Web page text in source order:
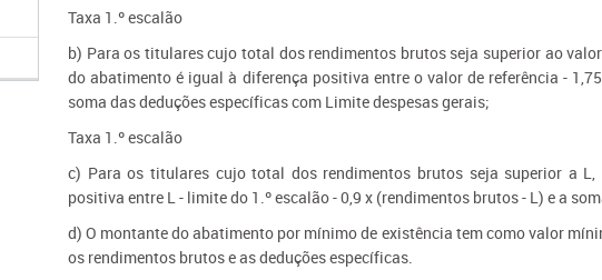
Taxa 1.º escalão
b) Para os titulares cujo total dos rendimentos brutos seja superior ao
do abatimento é igual à diferença positiva entre o valor de referência -
soma das deduções específicas com Limite despesas gerais;
Taxa 1.º escalão
c) Para os titulares cujo total dos rendimentos brutos seja superior a
positiva entre L - limite do 1.º escalão - 0,9 x (rendimentos brutos - L) e a
d) O montante do abatimento por mínimo de existência tem como valor
os rendimentos brutos e as deduções específicas.